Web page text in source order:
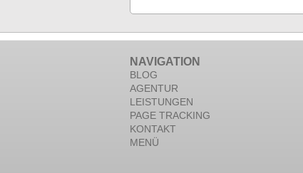
NAVIGATION
BLOG
AGENTUR
LEISTUNGEN
PAGE TRACKING
KONTAKT
MENÜ